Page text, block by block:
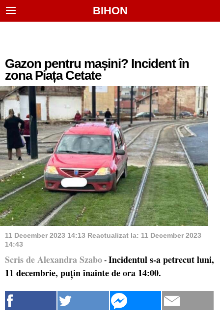
BIHON
Gazon pentru mașini? Incident în
zona Piața Cetate
11 December 2023 14:13 Reactualizat la: 11 December 2023
14:43
Scris de Alexandra Szabo - Incidentul s-a petrecut luni,
11 decembrie, puțin înainte de ora 14:00.